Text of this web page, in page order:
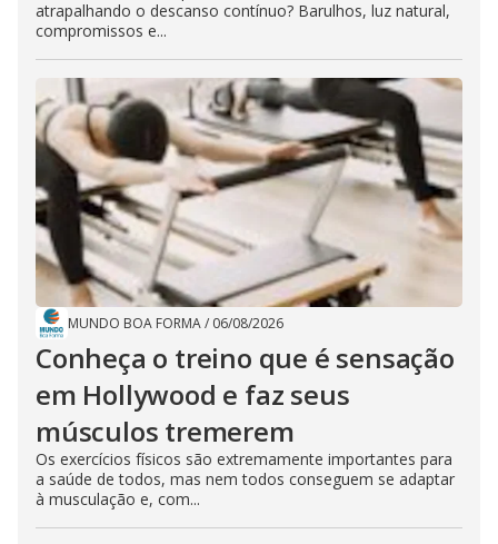
atrapalhando o descanso contínuo? Barulhos, luz natural,
compromissos e...
MUNDO BOA FORMA/ 06/08/2026
Conheça o treino que é sensação
em Hollywood e faz seus
músculos tremerem
Os exercícios físicos são extremamente importantes para
a saúde de todos, mas nem todos conseguem se adaptar
à musculação e, com...